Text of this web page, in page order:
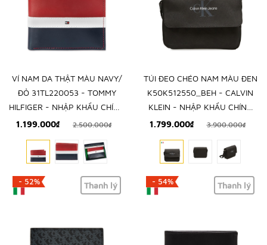
VÍ NAM DA THẬT MÀU NAVY/
ĐỎ 31TL220053 - TOMMY
HILFIGER - NHẬP KHẨU CHÍNH
HÃNG TỪ MỸ
1.199.000₫ 2.500.000₫
TÚI ĐEO CHÉO NAM MÀU ĐEN
K50K512550_BEH - CALVIN
KLEIN - NHẬP KHẨU CHÍNH
HÃNG TỪ Ý
1.799.000₫ 3.900.000₫
- 52% Thanh lý - 54% Thanh lý